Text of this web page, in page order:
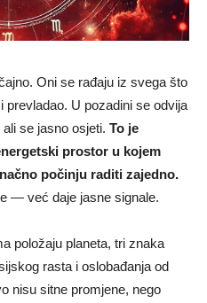
Oni se rađaju iz svega što
prevladao. U pozadini se odvija
se jasno osjeti. To je
prostor u kojem
počinju raditi zajedno.
— već daje jasne signale.
položaju planeta, tri znaka
rasta i oslobađanja od
nisu sitne promjene, nego